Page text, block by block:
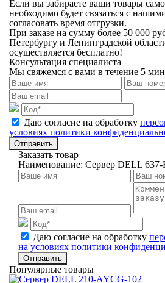
Если вы забираете ваши товары
необходимо будет связаться с
согласовать время отгрузки.
При заказе на сумму более 50 000
Петербургу и Ленинградской
осуществляется бесплатно!
Консультация специалиста
Мы свяжемся с вами в течение 5
Даю согласие на обработку
условиях политики
Отправить
Заказать товар
Наименование: Сервер DELL 637-
Даю согласие на обработку
на условиях политики
Отправить
Популярные товары